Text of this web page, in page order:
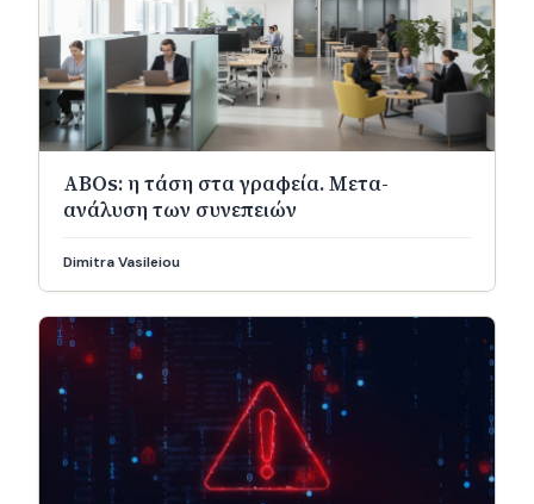
ABOs: η τάση στα γραφεία. Μετα-
ανάλυση των συνεπειών
Dimitra Vasileiou